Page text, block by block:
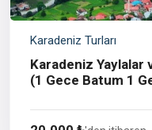
Karadeniz Turları
Karadeniz Yaylalar
(1 Gece Batum 1